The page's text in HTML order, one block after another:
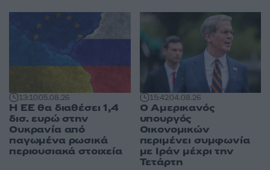
13:1005.08.26
Η ΕΕ θα διαθέσει 1,4
δισ. ευρώ στην
Ουκρανία από
παγωμένα ρωσικά
περιουσιακά στοιχεία
15:4204.08.26
Ο Αμερικανός
υπουργός
Οικονομικών
περιμένει συμφωνία
με Ιράν μέχρι την
Τετάρτη